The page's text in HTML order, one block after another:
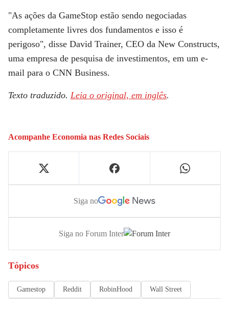
"As ações da GameStop estão sendo negociadas
completamente livres dos fundamentos e isso é
perigoso", disse David Trainer, CEO da New Constructs,
uma empresa de pesquisa de investimentos, em um e-
mail para o CNN Business.
Texto traduzido. Leia o original, em inglês.
Acompanhe Economia nas Redes Sociais
Siga no
Siga no Forum Inter
Tópicos
Gamestop Reddit RobinHood Wall Street